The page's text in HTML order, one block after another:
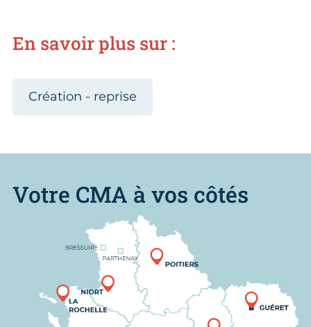
En savoir plus sur :
Création - reprise
Votre CMA à vos côtés